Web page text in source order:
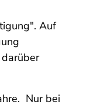
Auf
Nur bei